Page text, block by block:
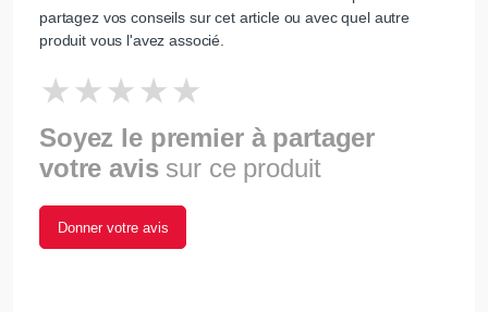
partagez vos conseils sur cet article ou avec quel autre
produit vous l'avez associé.
Soyez le premier à partager
votre avis sur ce produit
Donner votre avis